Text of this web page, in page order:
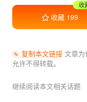
收藏 199
收
复制本文链接文章为
允许不得转载。
继续阅读本文相关话题